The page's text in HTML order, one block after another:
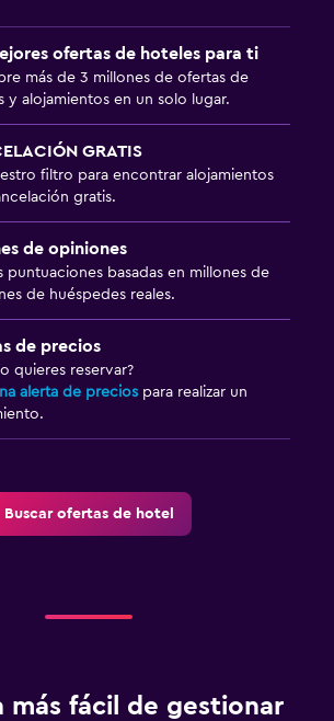
ofertas de hoteles para ti
más de 3 millones de ofertas de
y alojamientos en un solo lugar.
GRATIS
filtro para encontrar alojamientos
gratis.
de opiniones
puntuaciones basadas en millones de
de huéspedes reales.
de precios
quieres reservar?
alerta de precios para realizar un
Buscar ofertas de hotel
más fácil de gestionar